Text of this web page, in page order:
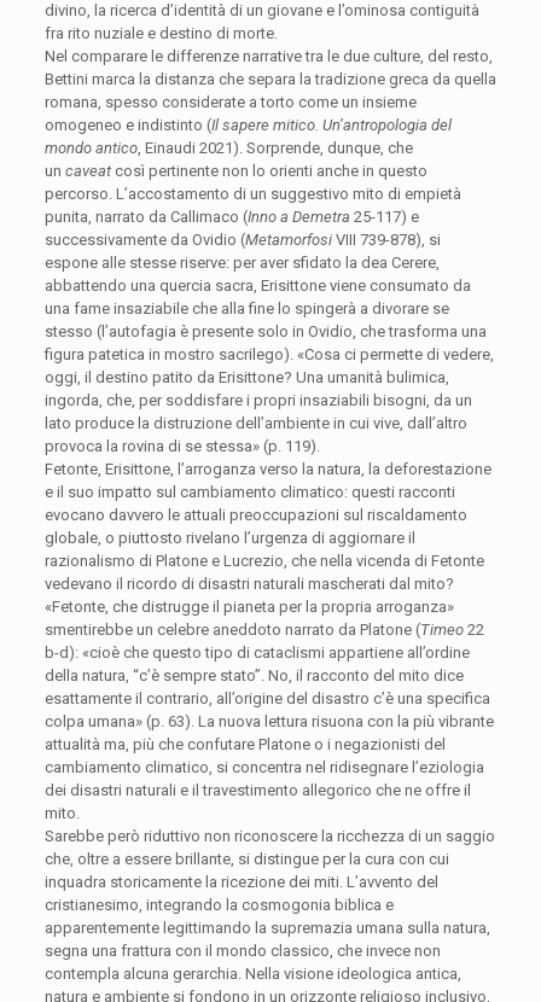
divino, la ricerca d’identità di un giovane e l’ominosa contiguità
fra rito nuziale e destino di morte.
Nel comparare le differenze narrative tra le due culture, del resto,
Bettini marca la distanza che separa la tradizione greca da quella
romana, spesso considerate a torto come un insieme
omogeneo e indistinto (Il sapere mitico. Un’antropologia del
mondo antico, Einaudi 2021). Sorprende, dunque, che
un caveatcosì pertinente non lo orienti anche in questo
percorso. L’accostamento di un suggestivo mito di empietà
punita, narrato da Callimaco (Inno a Demetra 25-117) e
successivamente da Ovidio (MetamorfosiVIII 739-878), si
espone alle stesse riserve: per aver sfidato la dea Cerere,
abbattendo una quercia sacra, Erisittone viene consumato da
una fame insaziabile che alla fine lo spingerà a divorare se
stesso (l’autofagia è presente solo in Ovidio, che trasforma una
figura patetica in mostro sacrilego). «Cosa ci permette di vedere,
oggi, il destino patito da Erisittone? Una umanità bulimica,
ingorda, che, per soddisfare i propri insaziabili bisogni, da un
lato produce la distruzione dell’ambiente in cui vive, dall’altro
provoca la rovina di se stessa» (p. 119).
Fetonte, Erisittone, l’arroganza verso la natura, la deforestazione
e il suo impatto sul cambiamento climatico: questi racconti
evocano davvero le attuali preoccupazioni sul riscaldamento
globale, o piuttosto rivelano l’urgenza di aggiornare il
razionalismo di Platone e Lucrezio, che nella vicenda di Fetonte
vedevano il ricordo di disastri naturali mascherati dal mito?
«Fetonte, che distrugge il pianeta per la propria arroganza»
smentirebbe un celebre aneddoto narrato da Platone (Timeo22
b-d): «cioè che questo tipo di cataclismi appartiene all’ordine
della natura, “c’è sempre stato”. No, il racconto del mito dice
esattamente il contrario, all’origine del disastro c’è una specifica
colpa umana» (p. 63). La nuova lettura risuona con la più vibrante
attualità ma, più che confutare Platone o i negazionisti del
cambiamento climatico, si concentra nel ridisegnare l’eziologia
dei disastri naturali e il travestimento allegorico che ne offre il
mito.
Sarebbe però riduttivo non riconoscere la ricchezza di un saggio
che, oltre a essere brillante, si distingue per la cura con cui
inquadra storicamente la ricezione dei miti. L’avvento del
cristianesimo, integrando la cosmogonia biblica e
apparentemente legittimando la supremazia umana sulla natura,
segna una frattura con il mondo classico, che invece non
contempla alcuna gerarchia. Nella visione ideologica antica,
natura e ambiente si fondono in un orizzonte religioso inclusivo,